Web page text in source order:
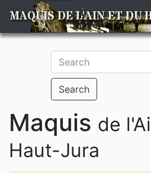
MAQUIS DE L'AIN ET DU
Search
Maquis de
Haut-Jura